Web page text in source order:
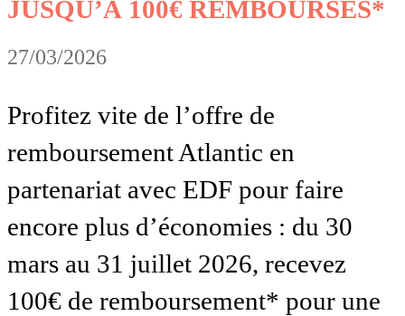
JUSQU’À 100€ REMBOURSÉS*
27/03/2026
Profitez vite de l’offre de
remboursement Atlantic en
partenariat avec EDF pour faire
encore plus d’économies : du 30
mars au 31 juillet 2026, recevez
100€ de remboursement* pour une